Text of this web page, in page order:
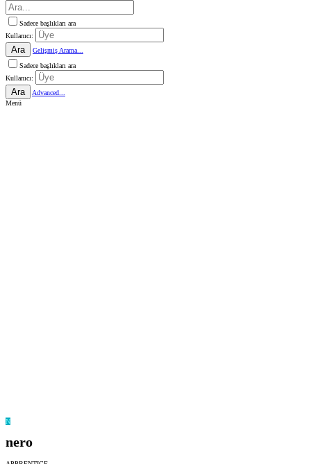
Sadece başlıkları ara
Kullanıcı:
Ara
Gelişmiş Arama...
Sadece başlıkları ara
Kullanıcı:
Ara
Advanced...
Menü
N
nero